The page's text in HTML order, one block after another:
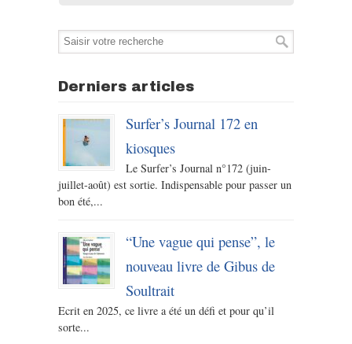
Derniers articles
Surfer’s Journal 172 en
kiosques
Le Surfer’s Journal n°172 (juin-
juillet-août) est sortie. Indispensable pour passer un
bon été,...
“Une vague qui pense”, le
nouveau livre de Gibus de
Soultrait
Ecrit en 2025, ce livre a été un défi et pour qu’il
sorte...